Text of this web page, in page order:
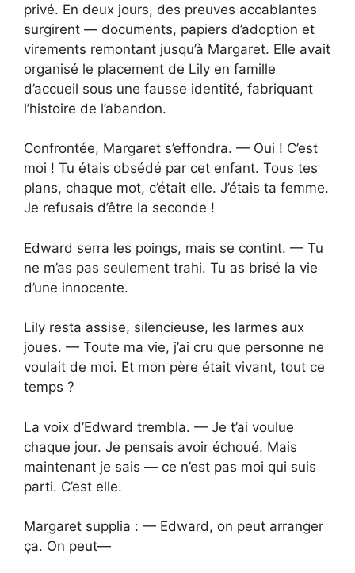
privé. En deux jours, des preuves accablantes
surgirent — documents, papiers d’adoption et
virements remontant jusqu’à Margaret. Elle avait
organisé le placement de Lily en famille
d’accueil sous une fausse identité, fabriquant
l’histoire de l’abandon.
Confrontée, Margaret s’effondra. — Oui ! C’est
moi ! Tu étais obsédé par cet enfant. Tous tes
plans, chaque mot, c’était elle. J’étais ta femme.
Je refusais d’être la seconde !
Edward serra les poings, mais se contint. — Tu
ne m’as pas seulement trahi. Tu as brisé la vie
d’une innocente.
Lily resta assise, silencieuse, les larmes aux
joues. — Toute ma vie, j’ai cru que personne ne
voulait de moi. Et mon père était vivant, tout ce
temps ?
La voix d’Edward trembla. — Je t’ai voulue
chaque jour. Je pensais avoir échoué. Mais
maintenant je sais — ce n’est pas moi qui suis
parti. C’est elle.
Margaret supplia : — Edward, on peut arranger
ça. On peut—